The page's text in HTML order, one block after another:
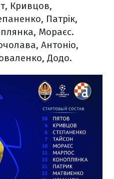
Кривцов,
Патрік,
Мораєс.
Антоніо,
Додо.